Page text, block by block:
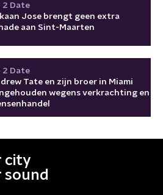
2 Date
Jose brengt geen extra
aan Sint-Maarten
2 Date
Tate en zijn broer in Miami
wegens verkrachting en
city
sound